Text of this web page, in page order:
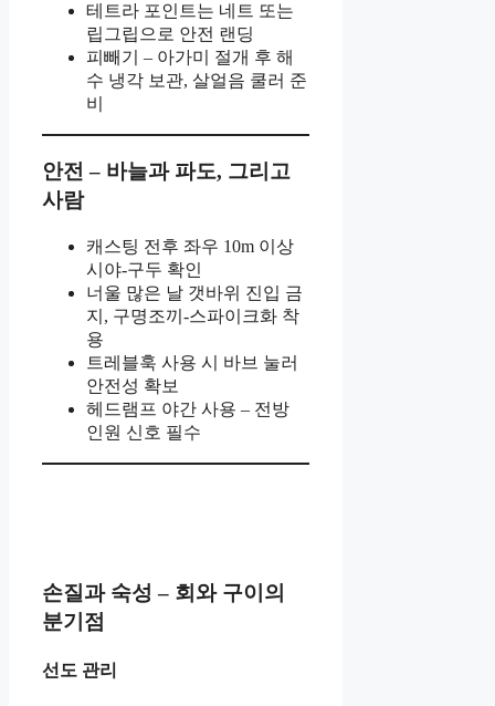
테트라 포인트는 네트 또는
립그립으로 안전 랜딩
피빼기 – 아가미 절개 후 해
수 냉각 보관, 살얼음 쿨러 준
비
안전 – 바늘과 파도, 그리고
사람
캐스팅 전후 좌우 10m 이상
시야-구두 확인
너울 많은 날 갯바위 진입 금
지, 구명조끼-스파이크화 착
용
트레블훅 사용 시 바브 눌러
안전성 확보
헤드램프 야간 사용 – 전방
인원 신호 필수
손질과 숙성 – 회와 구이의
분기점
선도 관리